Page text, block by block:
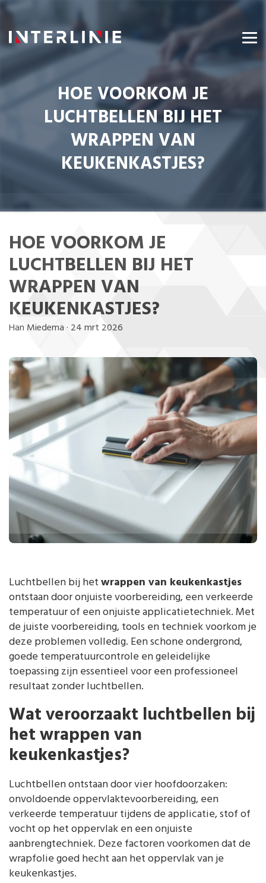
HOE VOORKOM JE
LUCHTBELLEN BIJ HET
WRAPPEN VAN
KEUKENKASTJES?
HOE VOORKOM JE
LUCHTBELLEN BIJ HET
WRAPPEN VAN
KEUKENKASTJES?
Han Miedema · 24 mrt 2026
Luchtbellen bij hetwrappen van keukenkastjes
ontstaan door onjuiste voorbereiding, een verkeerde
temperatuur of een onjuiste applicatietechniek. Met
de juiste voorbereiding, tools en techniek voorkom je
deze problemen volledig. Een schone ondergrond,
goede temperatuurcontrole en geleidelijke
toepassing zijn essentieel voor een professioneel
resultaat zonder luchtbellen.
Wat veroorzaakt luchtbellen bij
het wrappen van
keukenkastjes?
Luchtbellen ontstaan door vier hoofdoorzaken:
onvoldoende oppervlaktevoorbereiding, een
verkeerde temperatuur tijdens de applicatie, stof of
vocht op het oppervlak en een onjuiste
aanbrengtechniek. Deze factoren voorkomen dat de
wrapfolie goed hecht aan het oppervlak van je
keukenkastjes.